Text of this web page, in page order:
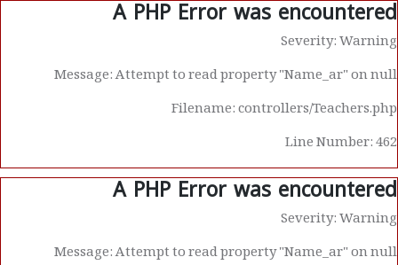
A PHP Error was encountered
Severity: Warning
Message: Attempt to read property "Name_ar" on null
Filename: controllers/Teachers.php
Line Number: 462
A PHP Error was encountered
Severity: Warning
Message: Attempt to read property "Name_ar" on null